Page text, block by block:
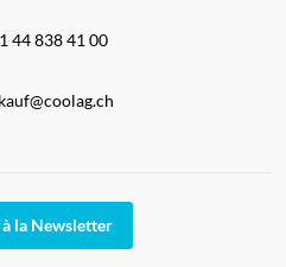
44 838 41 00
la Newsletter